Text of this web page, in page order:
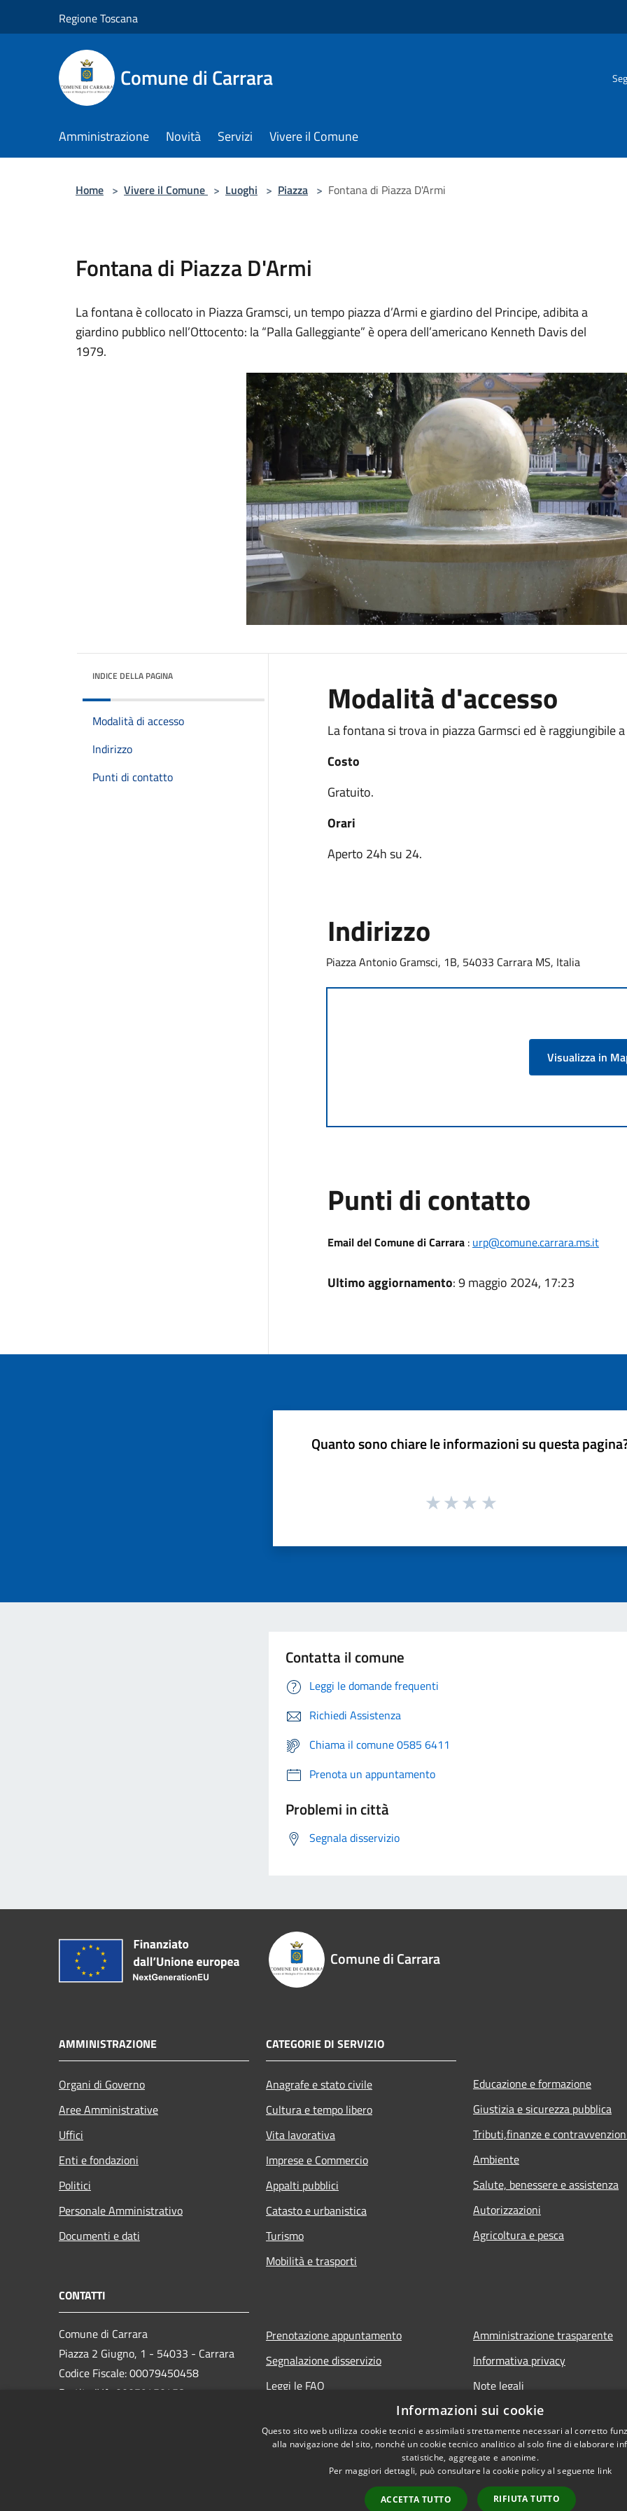
Regione Toscana
Comune di Carrara
Amministrazione Novità Servizi Vivere il Comune
Home > Vivere il Comune > Luoghi > Piazza > Fontana di Piazza D'Armi
Fontana di Piazza D'Armi
La fontana è collocato in Piazza Gramsci, un tempo piazza d’Armi e giardino del Principe, adibita a
giardino pubblico nell’Ottocento: la “Palla Galleggiante” è opera dell’americano Kenneth Davis del
1979.
INDICE DELLA PAGINA
Modalità di accesso
Indirizzo
Punti di contatto
Modalità d'accesso
La fontana si trova in piazza Garmsci ed è raggiungibile
Costo
Gratuito.
Orari
Aperto 24h su 24.
Indirizzo
Piazza Antonio Gramsci, 1B, 54033 Carrara MS, Italia
Visualizza in
Punti di contatto
Email del Comune di Carrara: urp@comune.carrara.ms.it
Ultimo aggiornamento: 9 maggio 2024, 17:23
Quanto sono chiare le informazioni su questa
Contatta il comune
Leggi le domande frequenti
Richiedi Assistenza
Chiama il comune 0585 6411
Prenota un appuntamento
Problemi in città
Segnala disservizio
Comune di Carrara
AMMINISTRAZIONE
Organi di Governo
Aree Amministrative
Uffici
Enti e fondazioni
Politici
Personale Amministrativo
Documenti e dati
CATEGORIE DI SERVIZIO
Anagrafe e stato civile
Cultura e tempo libero
Vita lavorativa
Imprese e Commercio
Appalti pubblici
Catasto e urbanistica
Turismo
Mobilità e trasporti
Educazione e formazione
Giustizia e sicurezza pubblica
Tributi,finanze e
Ambiente
Salute, benessere e assistenza
Autorizzazioni
Agricoltura e pesca
CONTATTI
Comune di Carrara
Piazza 2 Giugno, 1 - 54033 - Carrara
Codice Fiscale: 00079450458
Partita IVA: 00079450458
Prenotazione appuntamento
Segnalazione disservizio
Leggi le FAQ
Amministrazione trasparente
Informativa privacy
Note legali
Dichiarazione di accessibilità
Informazioni sui cookie
Questo sito web utilizza cookie tecnici e assimilati strettamente necessari al corretto
alla navigazione del sito, nonché un cookie tecnico analitico al solo fine di elaborare
statistiche, aggregate e anonime.
Per maggiori dettagli, può consultare la cookie policy al seguente link
ACCETTA TUTTO RIFIUTA TUTTO